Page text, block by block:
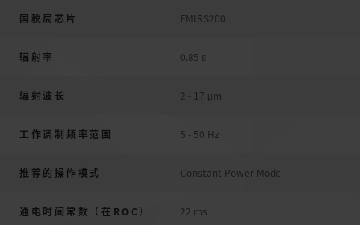
国税局芯片 EMIRS200
辐射率 0.85 ε
辐射波长 2 - 17 μm
工作调制频率范围 5 - 50 Hz
推荐的操作模式 Constant Power Mode
通电时间常数（在ROC） 22 ms